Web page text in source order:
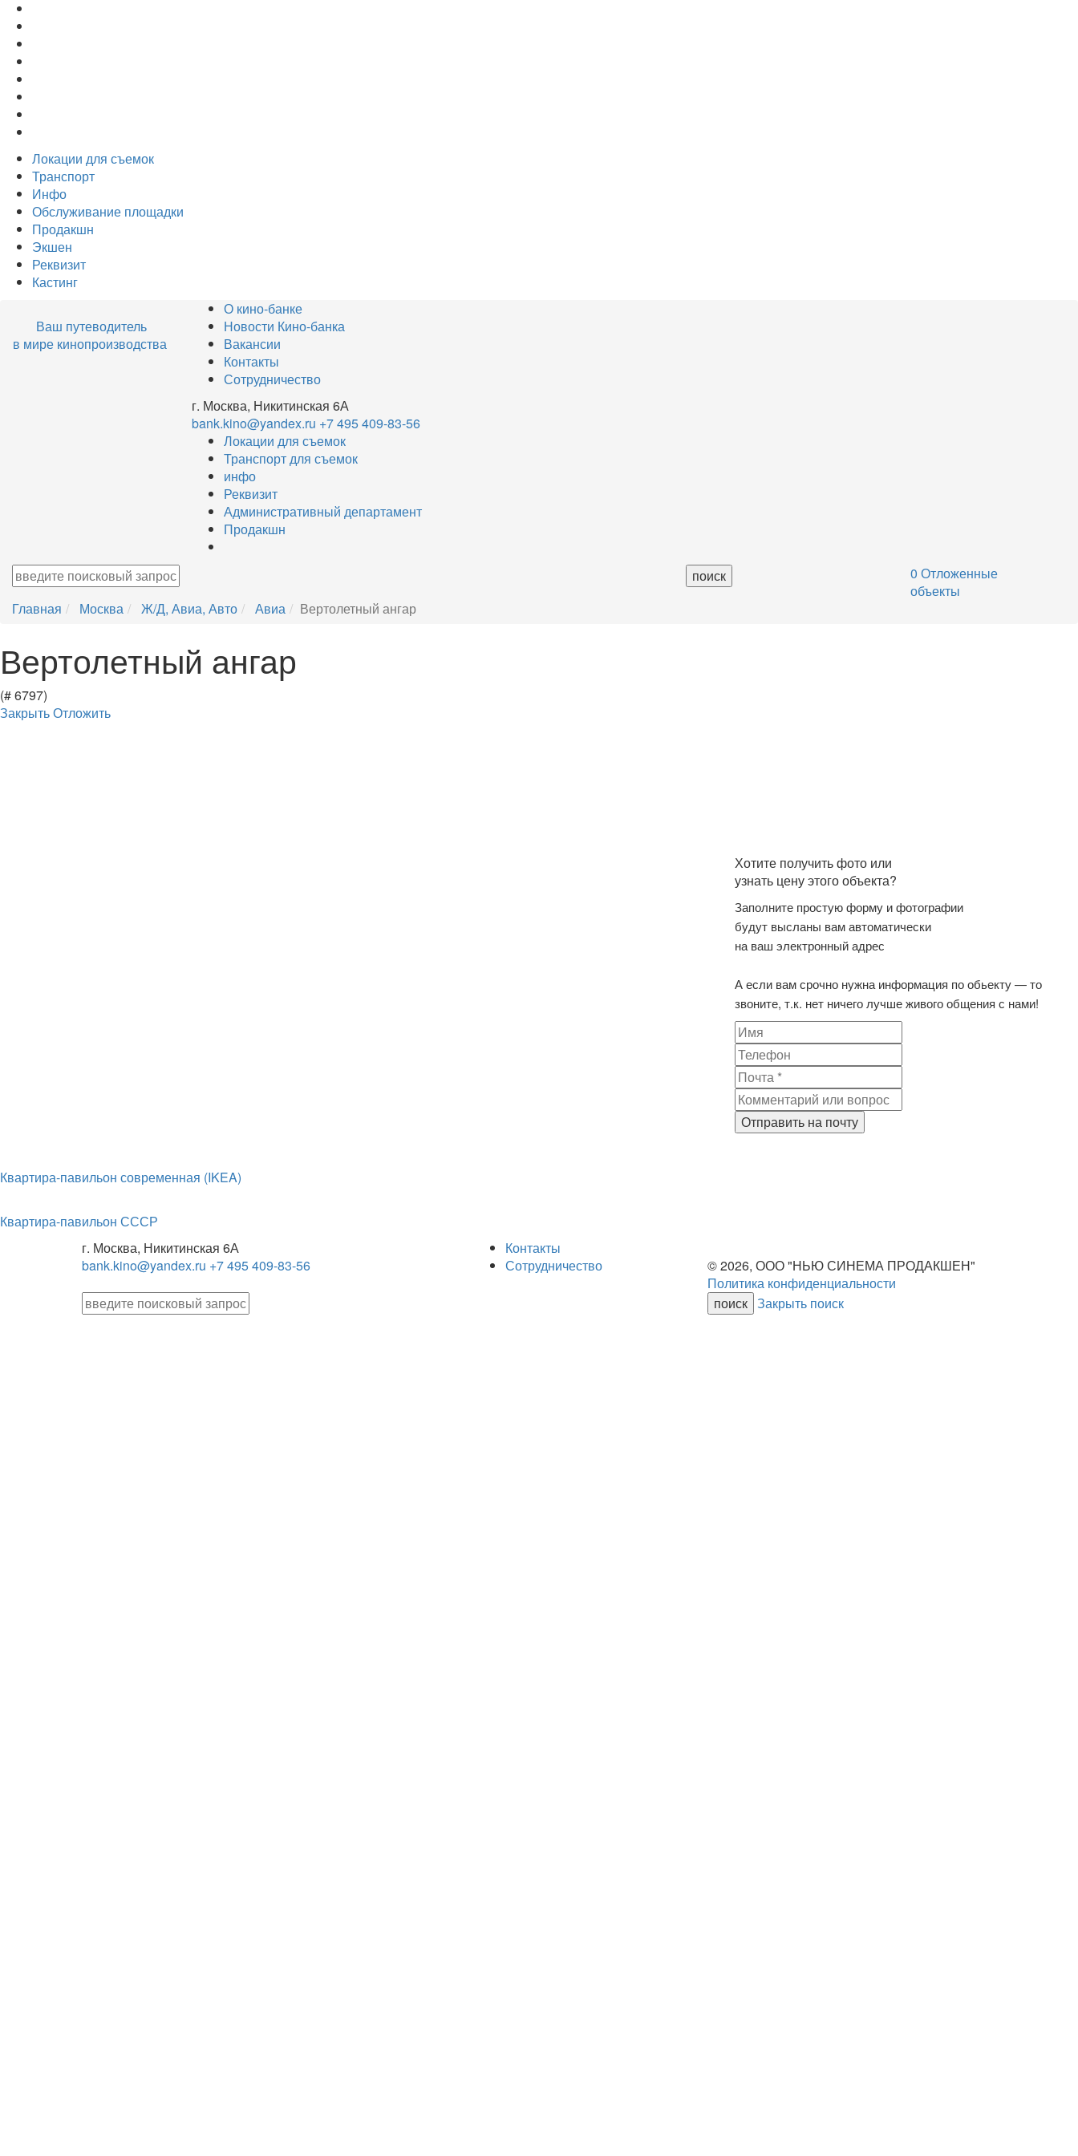
Локации для съемок
Транспорт
Инфо
Обслуживание площадки
Продакшн
Экшен
Реквизит
Кастинг
Ваш путеводитель
в мире кинопроизводства
О кино-банке
Новости Кино-банка
Вакансии
Контакты
Сотрудничество
г. Москва, Никитинская 6А
bank.kino@yandex.ru +7 495 409-83-56
Локации для съемок
Транспорт для съемок
инфо
Реквизит
Административный департамент
Продакшн
0 Отложенные
объекты
Главная
Москва Ж/Д, Авиа, Авто Авиа Вертолетный ангар
Вертолетный ангар
(# 6797)
ЗакрытьОтложить
Хотите получить фото или
узнать цену этого объекта?
Заполните простую форму и фотографии
будут высланы вам автоматически
на ваш электронный адрес
А если вам срочно нужна информация по обьекту — то
звоните, т.к. нет ничего лучше живого общения с нами!
Отправить на почту
Квартира-павильон современная (IKEA)
Квартира-павильон СССР
г. Москва, Никитинская 6А
bank.kino@yandex.ru +7 495 409-83-56
Контакты
Сотрудничество
© 2026, ООО "НЬЮ СИНЕМА ПРОДАКШЕН"
Политика конфиденциальности
Закрыть поиск